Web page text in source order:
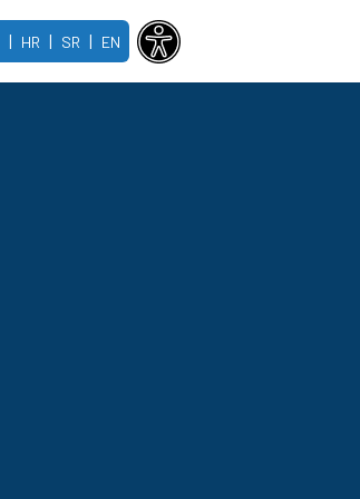
| HR | SR | EN